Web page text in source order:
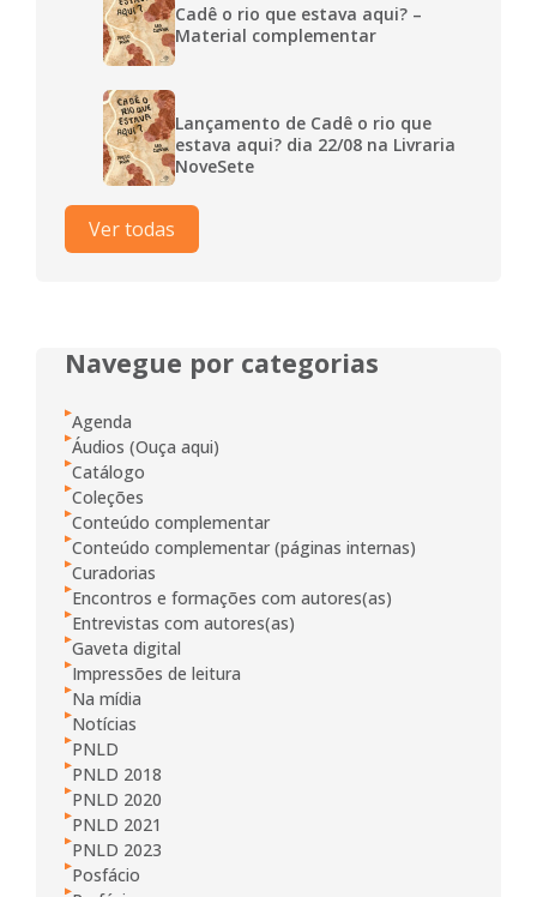
Cadê o rio que estava aqui? –
Material complementar
Lançamento de Cadê o rio que
estava aqui? dia 22/08 na Livraria
NoveSete
Ver todas
Navegue por categorias
Agenda
Áudios (Ouça aqui)
Catálogo
Coleções
Conteúdo complementar
Conteúdo complementar (páginas internas)
Curadorias
Encontros e formações com autores(as)
Entrevistas com autores(as)
Gaveta digital
Impressões de leitura
Na mídia
Notícias
PNLD
PNLD 2018
PNLD 2020
PNLD 2021
PNLD 2023
Posfácio